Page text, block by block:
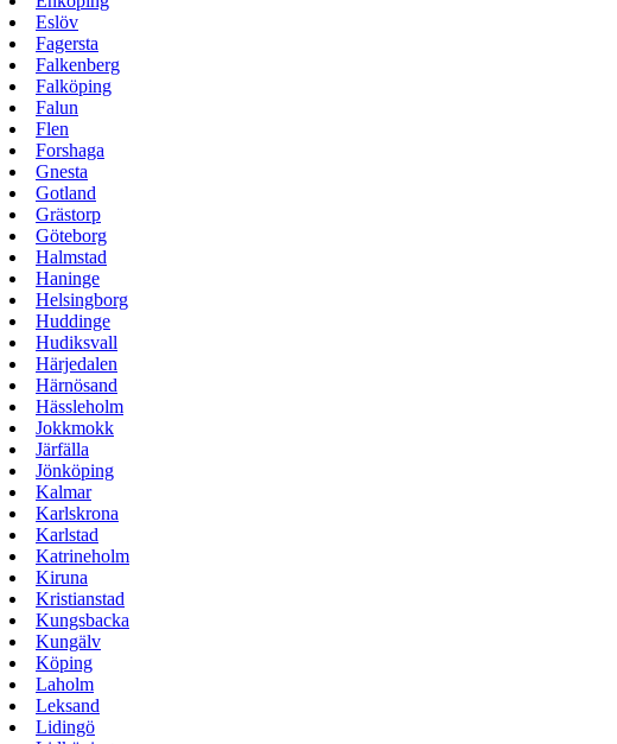
Eslöv
Fagersta
Falkenberg
Falköping
Falun
Flen
Forshaga
Gnesta
Gotland
Grästorp
Göteborg
Halmstad
Haninge
Helsingborg
Huddinge
Hudiksvall
Härjedalen
Härnösand
Hässleholm
Jokkmokk
Järfälla
Jönköping
Kalmar
Karlskrona
Karlstad
Katrineholm
Kiruna
Kristianstad
Kungsbacka
Kungälv
Köping
Laholm
Leksand
Lidingö